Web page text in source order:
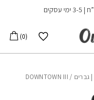
הרשימה שלי
0
/ DOWNTOWN III